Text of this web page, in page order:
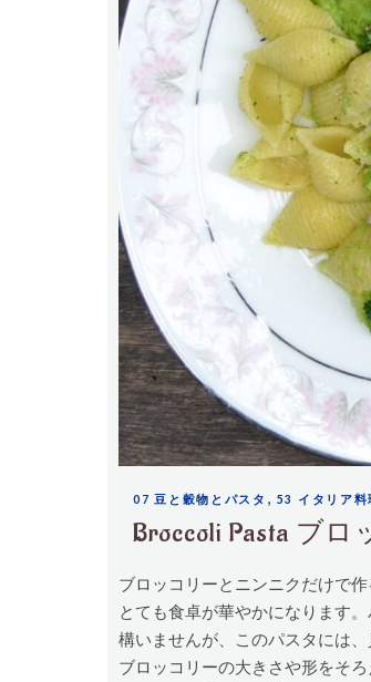
07 豆と穀物とパスタ , 53 イタリア料
Broccoli Pasta ブ
ブロッコリーとニンニクだけで
とても食卓が華やかになります
構いませんが、このパスタには
ブロッコリーの大きさや形をそ